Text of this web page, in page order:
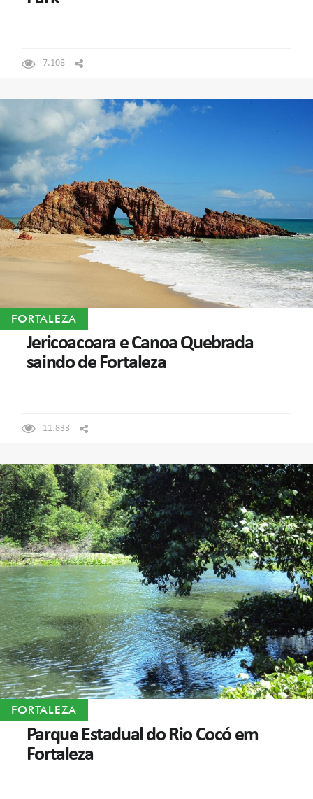
7.108
FORTALEZA
Jericoacoara e Canoa Quebrada
saindo de Fortaleza
11.833
FORTALEZA
Parque Estadual do Rio Cocó em
Fortaleza